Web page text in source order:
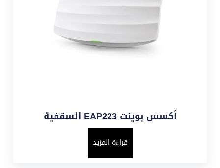
أكسس بوينت EAP223 السقفية
قراءة المزيد